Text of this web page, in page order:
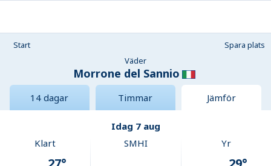
Start
Spara plats
Väder
Morrone del Sannio
14 dagar Timmar Jämför
Idag 7 aug
Klart
SMHI Yr